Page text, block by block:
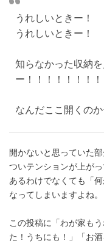
うれしいときー！
うれしいときー！
知らなかった収納
ー！！！！！！！！
なんだここ開くの
開かないと思っていた
ついテンションが上が
あるわけでなくても「
なってしまいますよね。
この投稿に「わが家も
た！うちにも！」「お